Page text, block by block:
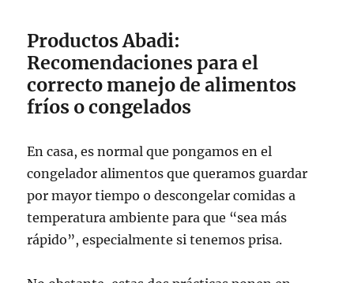
Productos Abadi:
Recomendaciones para el
correcto manejo de alimentos
fríos o congelados
En casa, es normal que pongamos en el
congelador alimentos que queramos guardar
por mayor tiempo o descongelar comidas a
temperatura ambiente para que “sea más
rápido”, especialmente si tenemos prisa.